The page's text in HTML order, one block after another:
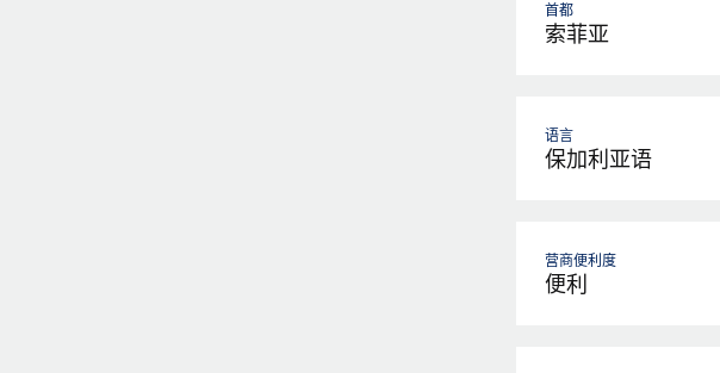
首都
索菲亚
语言
保加利亚语
营商便利度
便利